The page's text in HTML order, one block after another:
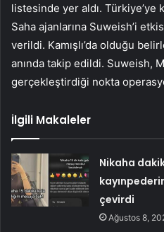
listesinde yer aldı. Türkiye’ye
Saha ajanlarına Suweish’i
verildi. Kamışlı’da olduğu
anında takip edildi. Suweish,
gerçekleştirdiği nokta
İlgili Makaleler
Nikaha
çevirdi
Ağustos 8,